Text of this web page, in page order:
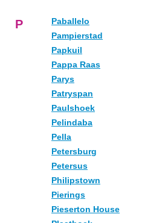
P
Paballelo
Pampierstad
Papkuil
Pappa Raas
Parys
Patryspan
Paulshoek
Pelindaba
Pella
Petersburg
Petersus
Philipstown
Pierings
Pieserton House